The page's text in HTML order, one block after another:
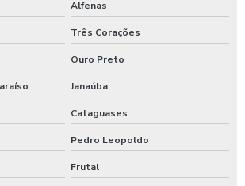
portátil
Alfenas
Três Corações
Ouro Preto
Janaúba
Cataguases
Pedro Leopoldo
Frutal